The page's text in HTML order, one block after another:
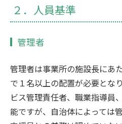
２．人員基準
管理者
管理者は事業所の施設長にあ
で１名以上の配置が必要とな
ビス管理責任者、職業指導員
能ですが、自治体によっては